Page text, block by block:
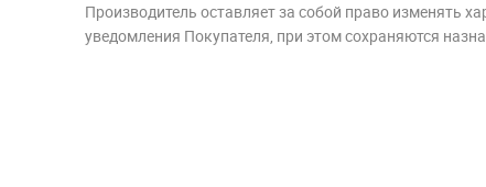
Производитель оставляет за собой право изменять
уведомления Покупателя, при этом сохраняются